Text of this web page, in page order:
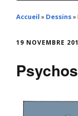
Accueil » Dessins»
19 NOVEMBRE